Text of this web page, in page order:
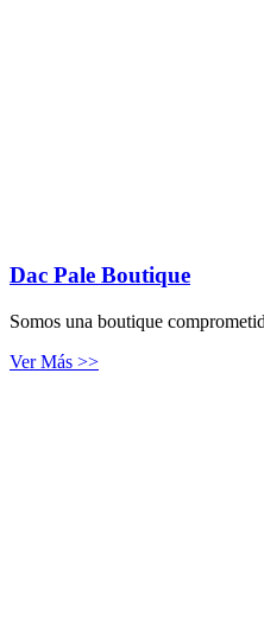
Dac Pale Boutique
Somos una boutique
Ver Más >>